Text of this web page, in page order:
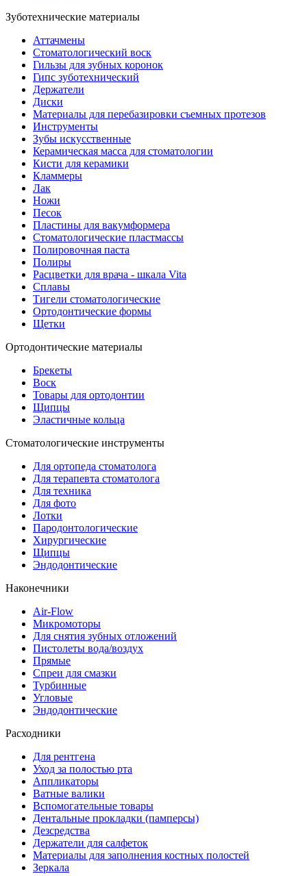
Зуботехнические материалы
Аттачмены
Стоматологический воск
Гильзы для зубных коронок
Гипс зуботехнический
Держатели
Диски
Материалы для перебазировки съемных протезов
Инструменты
Зубы искусственные
Керамическая масса для стоматологии
Кисти для керамики
Кламмеры
Лак
Ножи
Песок
Пластины для вакумформера
Стоматологические пластмассы
Полировочная паста
Полиры
Расцветки для врача - шкала Vita
Сплавы
Тигели стоматологические
Ортодонтические формы
Щетки
Ортодонтические материалы
Брекеты
Воск
Товары для ортодонтии
Щипцы
Эластичные кольца
Стоматологические инструменты
Для ортопеда стоматолога
Для терапевта стоматолога
Для техника
Для фото
Лотки
Пародонтологические
Хирургические
Щипцы
Эндодонтические
Наконечники
Air-Flow
Микромоторы
Для снятия зубных отложений
Пистолеты вода/воздух
Прямые
Спреи для смазки
Турбинные
Угловые
Эндодонтические
Расходники
Для рентгена
Уход за полостью рта
Аппликаторы
Ватные валики
Вспомогательные товары
Дентальные прокладки (памперсы)
Дезсредства
Держатели для салфеток
Материалы для заполнения костных полостей
Зеркала